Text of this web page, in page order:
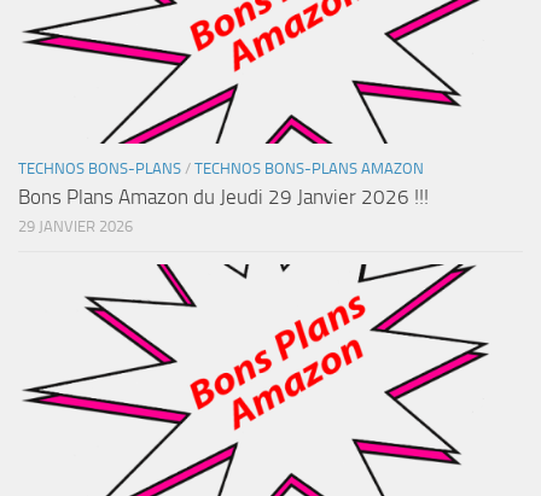
TECHNOS BONS-PLANS / TECHNOS BONS-PLANS AMAZON
Bons Plans Amazon du Jeudi 29 Janvier 2026 !!!
29 JANVIER 2026